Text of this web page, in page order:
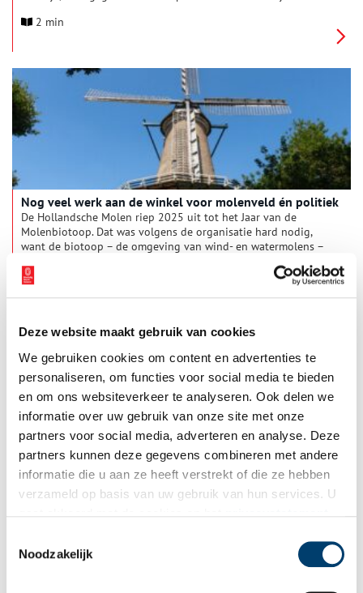
Deze website maakt gebruik van cookies
We gebruiken cookies om content en advertenties te
personaliseren, om functies voor social media te bieden
en om ons websiteverkeer te analyseren. Ook delen we
informatie over uw gebruik van onze site met onze
partners voor social media, adverteren en analyse. Deze
partners kunnen deze gegevens combineren met andere
informatie die u aan ze heeft verstrekt of die ze hebben
verzameld op basis van uw gebruik van hun services. U
Noodzakelijk
monumentensector. Inmiddels beheert Monumentenbezit 32
2 min
Nog veel werk aan de winkel voor molenveld én politiek
De Hollandsche Molen riep 2025 uit tot het Jaar van de
Molenbiotoop. Dat was volgens de organisatie hard nodig,
want de biotoop – de omgeving van wind- en watermolens –
steeds vaker de windvang van wiekendragers, terwijl
aantasting van het omliggende landschap ervoor zorgt dat
Flevoland gastprovincie landelijke opening Open
Monumentendag 2026
de landelijke opening van de VriendenLoterij Open
duizenden opengestelde monumenten en talloze activiteiten.
Bijzonder is dat zowel Provincie Flevoland als Open